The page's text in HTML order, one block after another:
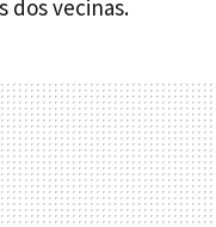
dos vecinas.